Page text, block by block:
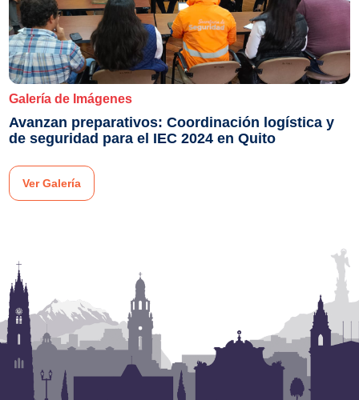
Galería de Imágenes
Avanzan preparativos: Coordinación logística y
de seguridad para el IEC 2024 en Quito
Ver Galería